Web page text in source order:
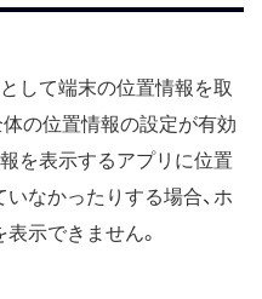
して端末の位置情報を取
の位置情報の設定が有効
を表示するアプリに位置
なかったりする場合、ホ
示できません。